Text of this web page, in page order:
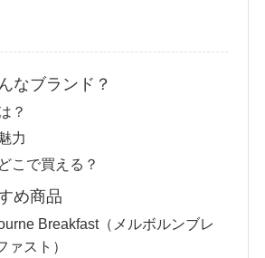
なブランド？
？
力
こで買える？
め商品
Breakfast（メルボルンブレ
ァスト）